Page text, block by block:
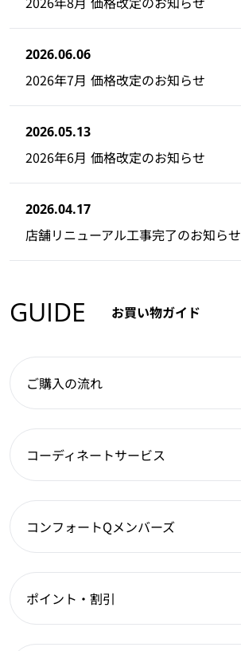
2026.06.06
2026年7月 価格改定のお知らせ
2026.05.13
2026年6月 価格改定のお知らせ
2026.04.17
店舗リニューアル工事完了のお知らせ
GUIDE お買い物ガイド
ご購入の流れ
コーディネートサービス
コンフォートQメンバーズ
ポイント・割引